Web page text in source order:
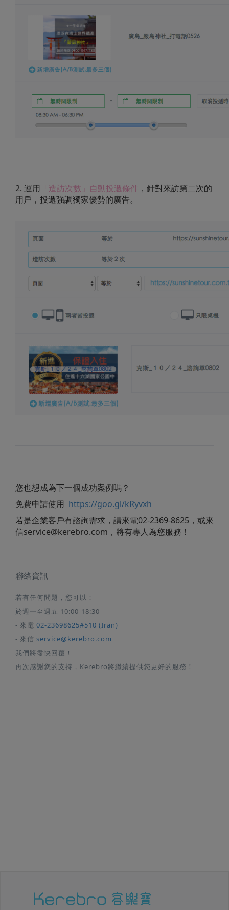
2. 運用 「造訪次數」自動投遞條件 ，針對來訪第二次的
用戶，投遞強調獨家優勢的廣告。
您也想成為下一個成功案例嗎？
免費申請使用 https://goo.gl/kRyvxh
若是企業客戶有諮詢需求，請來電02-2369-8625，或來
信service@kerebro.com ，將有專人為您服務！
聯絡資訊
若有任何問題，您可以：
於週一至週五 10:00-18:30
- 來電 02-23698625#510 (Iran)
- 來信 service@kerebro.com
我們將盡快回覆！
再次感謝您的支持，Kerebro將繼續提供您更好的服務！